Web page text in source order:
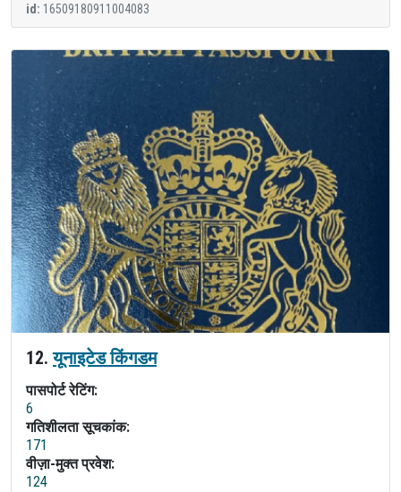
id: 16509180911004083
12.यूनाइटेड किंगडम
पासपोर्ट रेटिंग:
6
गतिशीलता सूचकांक:
171
वीज़ा-मुक्त प्रवेश:
124